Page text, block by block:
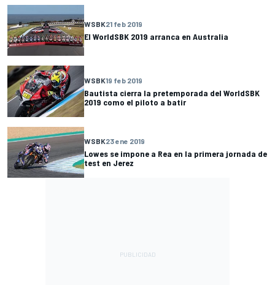
WSBK21 feb 2019
El WorldSBK 2019 arranca en Australia
WSBK19 feb 2019
Bautista cierra la pretemporada del WorldSBK
2019 como el piloto a batir
WSBK23 ene 2019
Lowes se impone a Rea en la primera jornada de
test en Jerez